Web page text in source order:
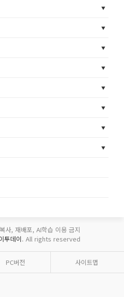
사, 재배포, AI학습 이용 금지
투데이. All rights reserved
PC버전 사이트맵